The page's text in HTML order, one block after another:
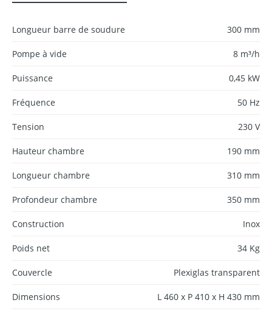
Longueur barre de soudure 300 mm
Pompe à vide 8 m³/h
Puissance 0,45 kW
Fréquence 50 Hz
Tension 230 V
Hauteur chambre 190 mm
Longueur chambre 310 mm
Profondeur chambre 350 mm
Construction Inox
Poids net 34 Kg
Couvercle Plexiglas transparent
Dimensions L 460 x P 410 x H 430 mm